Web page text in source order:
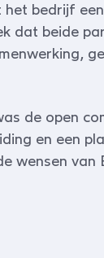
het bedrijf
dat beide
de open
en een
wensen